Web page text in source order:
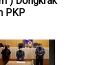
PKP